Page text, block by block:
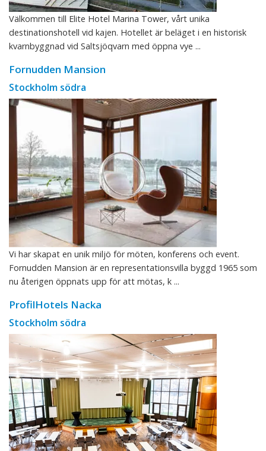
Välkommen till Elite Hotel Marina Tower, vårt unika
destinationshotell vid kajen. Hotellet är beläget i en historisk
kvarnbyggnad vid Saltsjöqvarn med öppna vye ...
Fornudden Mansion
Stockholm södra
Vi har skapat en unik miljö för möten, konferens och event.
Fornudden Mansion är en representationsvilla byggd 1965 som
nu återigen öppnats upp för att mötas, k ...
ProfilHotels Nacka
Stockholm södra